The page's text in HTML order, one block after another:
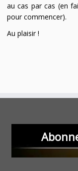
au cas par cas (en
pour commencer).
Au plaisir !